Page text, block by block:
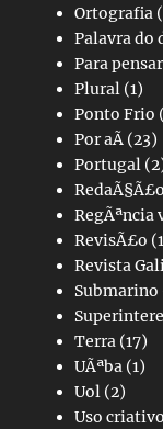
Ortografia
Palavra do
Para pensar
Plural (1)
Ponto Frio
Por aÃ­ (23)
Portugal
RedaÃ§Ã£o
RegÃªncia
RevisÃ£o
Revista
Submarino
Terra (17)
UÃªba (1)
Uol (2)
Uso criativo